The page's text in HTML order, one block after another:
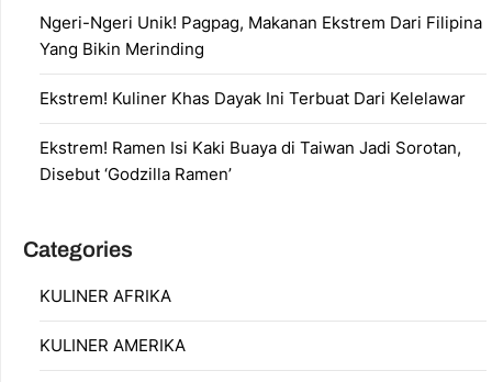
Ngeri-Ngeri Unik! Pagpag, Makanan Ekstrem Dari Filipina
Yang Bikin Merinding
Ekstrem! Kuliner Khas Dayak Ini Terbuat Dari Kelelawar
Ekstrem! Ramen Isi Kaki Buaya di Taiwan Jadi Sorotan,
Disebut ‘Godzilla Ramen’
Categories
KULINER AFRIKA
KULINER AMERIKA